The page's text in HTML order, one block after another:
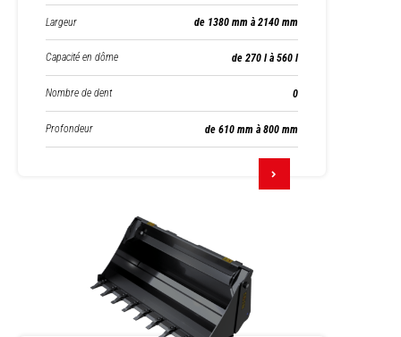
Largeur de 1380 mm à 2140 mm
Capacité en dôme de 270 l à 560 l
Nombre de dent 0
Profondeur de 610 mm à 800 mm